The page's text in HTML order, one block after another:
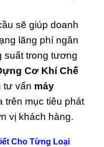
sẽ giúp doanh
lãng phí ngân
suất trong tương
Cơ Khí Chế
tư vấn máy
trên mục tiêu phát
vị khách hàng.
Cho Từng Loại